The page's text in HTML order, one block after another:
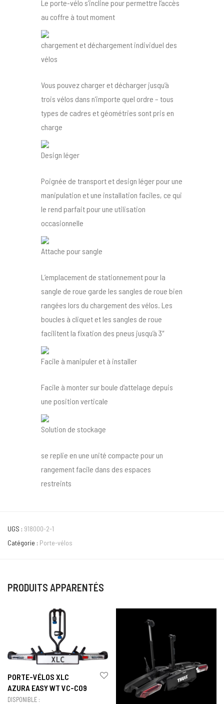
Le porte-vélo s’incline pour permettre l’accès
au coffre à tout moment
chargement et déchargement individuel des
vélos
Vous pouvez charger et décharger jusqu’à
trois vélos dans n’importe quel ordre – tous
types de cadres et géométries sont pris en
charge
Design léger
Poignée de transport et design léger pour une
manipulation et une installation faciles, ce qui
le rend parfait pour une utilisation
occasionnelle
Attache pour sangle
L’emplacement de stationnement pour la
sangle de roue garde les sangles de roue bien
rangées lors du chargement des vélos. Les
boucles à cliquet et les sangles de roue
facilitent la fixation des pneus jusqu’à 3″
Facile à manipuler et à installer
Facile à monter sur boule d’attelage depuis
une position verticale
Solution de stockage
se replie en une unité compacte pour un
rangement facile dans des espaces
restreints
UGS : 918000-2-1
Catégorie : Porte-vélos
PRODUITS APPARENTÉS
PORTE-VÉLOS XLC
AZURA EASY WT VC-C09
DISPONIBLE :